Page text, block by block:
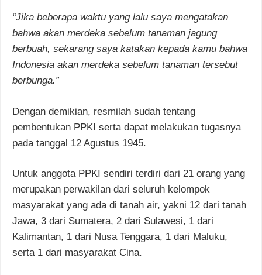
“Jika beberapa waktu yang lalu saya mengatakan
bahwa akan merdeka sebelum tanaman jagung
berbuah, sekarang saya katakan kepada kamu bahwa
Indonesia akan merdeka sebelum tanaman tersebut
berbunga.”
Dengan demikian, resmilah sudah tentang
pembentukan PPKI serta dapat melakukan tugasnya
pada tanggal 12 Agustus 1945.
Untuk anggota PPKI sendiri terdiri dari 21 orang yang
merupakan perwakilan dari seluruh kelompok
masyarakat yang ada di tanah air, yakni 12 dari tanah
Jawa, 3 dari Sumatera, 2 dari Sulawesi, 1 dari
Kalimantan, 1 dari Nusa Tenggara, 1 dari Maluku,
serta 1 dari masyarakat Cina.